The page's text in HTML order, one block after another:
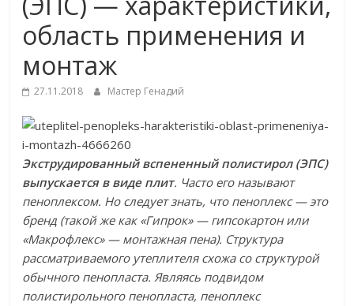
область применения и
монтаж
27.11.2018 Мастер Генадий
Экструдированный вспененный полистирол (ЭПС)
выпускается в виде плит. Часто его называют
пеноплексом. Но следует знать, что пеноплекс — это
бренд (такой же как «Гипрок» — гипсокартон или
«Макрофлекс» — монтажная пена). Структура
рассматриваемого утеплителя схожа со структурой
обычного пенопласта. Являясь подвидом
полистирольного пенопласта, пеноплекс